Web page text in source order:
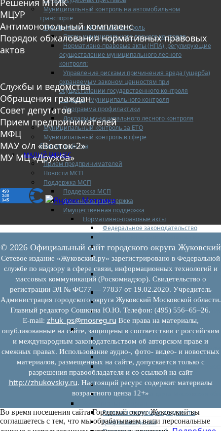
Муниципальный контроль на автомобильном
транспорте
Муниципальный лесной контроль
Орган муниципального лесного контроля
Нормативно-правовые акты (НПА), регулирующие
осуществление муниципального лесного
контроля:
Управление рисками причинения вреда (ущерба)
охраняемым законом ценностям при
осуществлении государственного контроля
(надзора), муниципального контроля
Программа профилактики
Доклады муниципального лесного контроля
Муниципальный контроль за ЕТО
Муниципальный контроль в сфере
благоустройства
МАЛЫЙ БИЗНЕС
Прием предпринимателей
Новости МСП
Поддержка МСП
Поддержка МСП
Финансовая поддержка
Имущественная поддержка
Нормативно-правовые акты
Федеральное законодательство
Порядок формирования и ведения
Порядок предоставления имущества из
перечней
Нормативные правовые акты по
перечней
Административные регламенты
Программы по развитию МСП
Нормативные правовые акты по
мерам поддержки субъектов МСП
Имущество для бизнеса
Перечень имущества для МСП
Паспорта объектов, включенных в
Информация о льготах
Сведения о коммерческой
предлагаемой бизнесу
Сведения о проводимых торгах
Инвестиционная карта Московской
Регламентирующие документы
График заседаний
Решения МТИК
МЦУР
Антимонопольный комплаенс
Порядок обжалования нормативных правовых
актов
Службы и ведомства
Обращения граждан
Совет депутатов
Прием предпринимателей
МФЦ
МАУ о/л «Восток-2»
МУ МЦ «Дружба»
© 2026 Официальный сайт городского округа Жуковский
Сетевое издание «Жуковский.ру» зарегистрировано в Федеральной
службе по надзору в сфере связи, информационных технологий и
массовых коммуникаций (Роскомнадзор). Свидетельство о
регистрации ЭЛ № ФС77 — 77837 от 19.02.2020. Учредитель
Администрация городского округа Жуковский Московской области.
Главный редактор Сошкина Ю.Ю. Телефон: (495) 556–65–26.
E‑mail: zhuk_ps@mosreg.ru Все права на материалы,
опубликованные на сайте, защищены в соответствии с российским
и международным законодательством об авторском праве и
смежных правах. Использование аудио-, фото- видео- и новостных
материалов, размещенных на сайте, допускается только с
разрешения правообладателя и со ссылкой на сайт
http://zhukovskiy.ru. Настоящий ресурс содержит материалы
возрастного ценза 12+»
Во время посещения сайта Городской округ Жуковский вы
соглашаетесь с тем, что мы обрабатываем ваши персональные